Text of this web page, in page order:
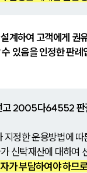
계하여 고객에게
있음을 인정한 판례
고 2005다64552 판
지정한 운용방법에
신탁재산에 대하여
가 부담하여야 하므